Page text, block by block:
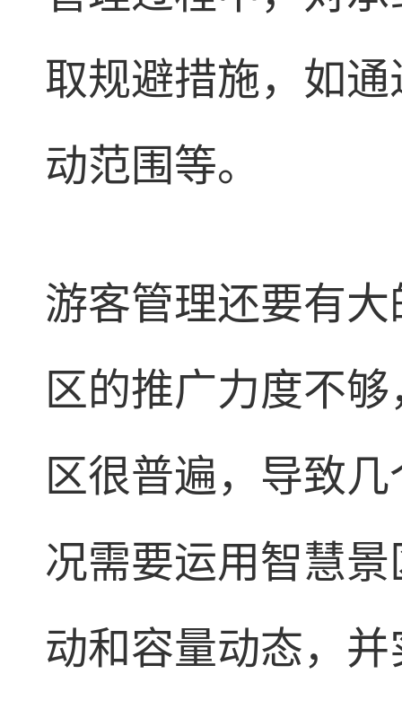
取规避措施，如
动范围等。
游客管理还要有
区的推广力度不
区很普遍，导致
况需要运用智慧
动和容量动态，